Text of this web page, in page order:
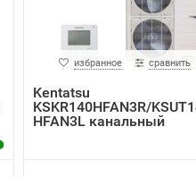
избранное сравнить
Kentatsu
KSKR140HFAN3R/
HFAN3L канальный